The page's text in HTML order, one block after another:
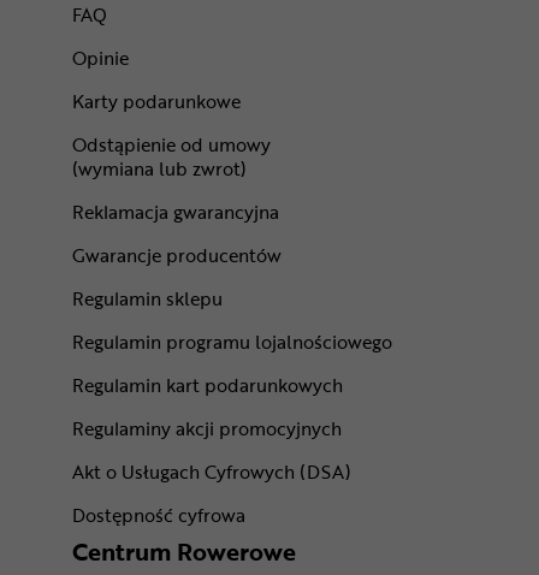
FAQ
Opinie
Karty podarunkowe
Odstąpienie od umowy
(wymiana lub zwrot)
Reklamacja gwarancyjna
Gwarancje producentów
Regulamin sklepu
Regulamin programu lojalnościowego
Regulamin kart podarunkowych
Regulaminy akcji promocyjnych
Akt o Usługach Cyfrowych (DSA)
Dostępność cyfrowa
Centrum Rowerowe